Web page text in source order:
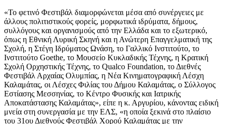
«Το φετινό Φεστιβάλ διαμορφώνεται μέσα από συνέργειες με
άλλους πολιτιστικούς φορείς, μορφωτικά ιδρύματα, δήμους,
συλλόγους και οργανισμούς από την Ελλάδα και το εξωτερικό,
όπως η Εθνική Λυρική Σκηνή και η Ανώτερη Επαγγελματική της
Σχολή, η Στέγη Ιδρύματος Ωνάση, το Γαλλικό Ινστιτούτο, το
Ινστιτούτο Goethe, το Μουσείο Κυκλαδικής Τέχνης, η Κρατική
Σχολή Ορχηστικής Τέχνης, το Qualco Foundation, το Διεθνές
Φεστιβάλ Αρχαίας Ολυμπίας, η Νέα Κινηματογραφική Λέσχη
Καλαμάτας, οι Λέσχες Φιλίας του Δήμου Καλαμάτας, ο Σύλλογος
Εστίασης Μεσσηνίας, το Κέντρο Φυσικής και Ιατρικής
Αποκατάστασης Καλαμάτας», είπε η κ. Αργυρίου, κάνοντας ειδική
μνεία στη συνεργασία με την ΕΛΣ, «η οποία ξεκινά στο πλαίσιο
του 31ου Διεθνούς Φεστιβάλ Χορού Καλαμάτας με την